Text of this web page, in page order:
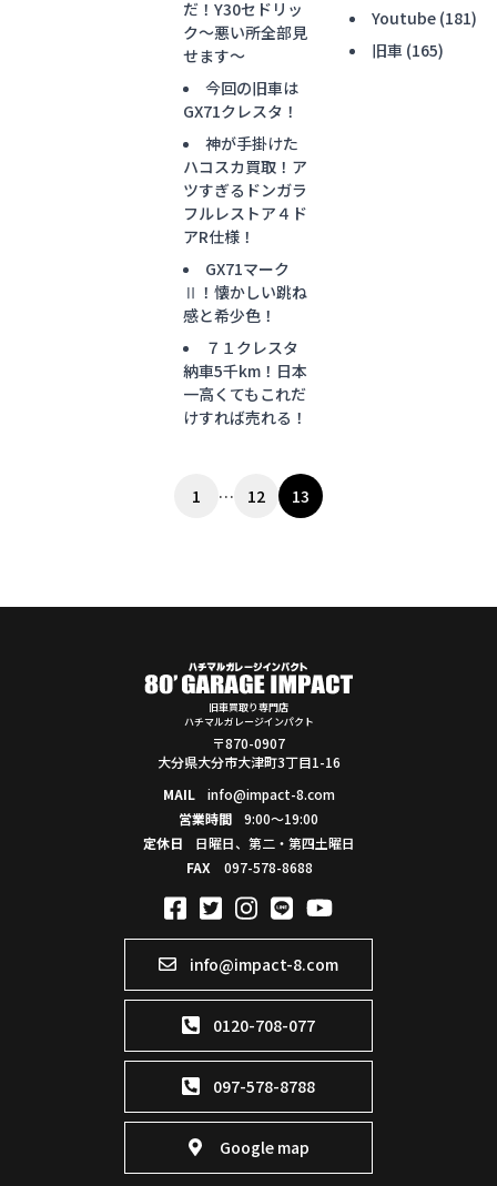
だ！Y30セドリッ
ク〜悪い所全部見
せます〜
今回の旧車は
GX71クレスタ！
神が手掛けた
ハコスカ買取！ア
ツすぎるドンガラ
フルレストア４ド
アR仕様！
GX71マーク
Ⅱ！懐かしい跳ね
感と希少色！
７１クレスタ
納車5千km！日本
一高くてもこれだ
けすれば売れる！
Youtube(181)
旧車 (165)
1 … 12 13
旧車買取り専門店
ハチマルガレージインパクト
〒870-0907
大分県大分市大津町3丁目1-16
MAIL
info@impact-8.com
営業時間
9:00～19:00
定休日
日曜日、第二・第四土曜日
FAX
097-578-8688
info@impact-8.com
0120-708-077
097-578-8788
Google map